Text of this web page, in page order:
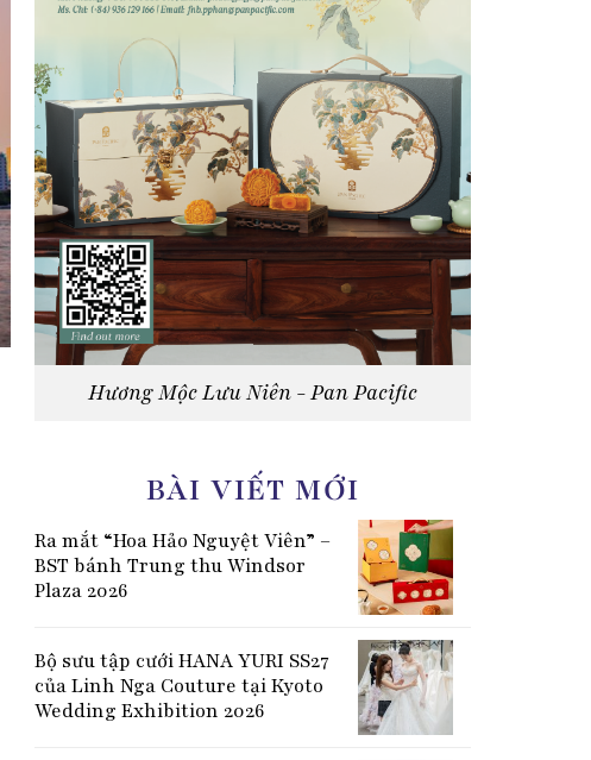
Hương Mộc Lưu Niên - Pan Pacific
BÀI VIẾT MỚI
Ra mắt “Hoa Hảo Nguyệt Viên” –
BST bánh Trung thu Windsor
Plaza 2026
Bộ sưu tập cưới HANA YURI SS27
của Linh Nga Couture tại Kyoto
Wedding Exhibition 2026